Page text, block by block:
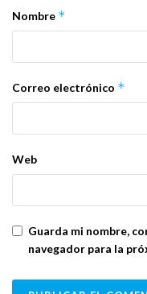
Nombre *
Correo electrónico *
Web
Guarda mi nombre,
navegador para la